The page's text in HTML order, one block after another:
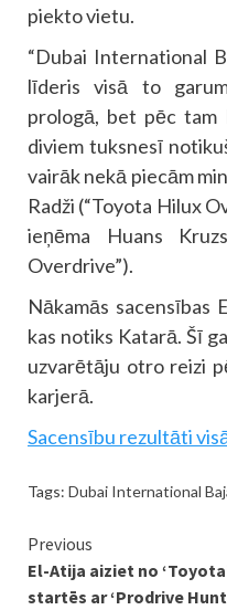
piekto vietu.
“Dubai International
līderis visā to
prologā, bet pēc tam
diviem tuksnesī
vairāk nekā piecām
Radži (“Toyota Hilux
ieņēma Huans
Overdrive”).
Nākamās sacensības
kas notiks Katarā. Šī
uzvarētāju otro reizi
karjerā.
Sacensību rezultāti
Tags: Dubai International
Continue
Reading
Previous
El-Atija aiziet no
startēs ar ‘Prodrive